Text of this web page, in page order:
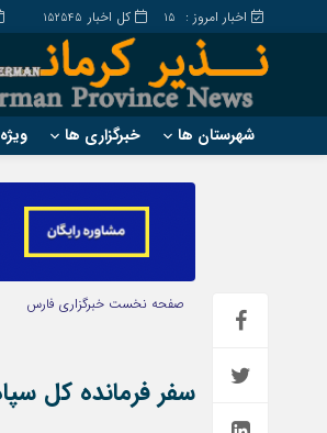
کل اخبار 152545 اخبار امروز : 15
شهرستان ها خبرگزاری ها
بردسیر
صفحه نخست خبرگزاری فارس
سفر فرمانده کل